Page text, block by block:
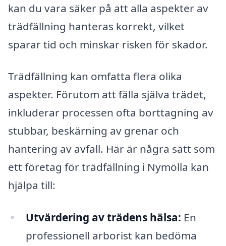
kan du vara säker på att alla aspekter av
trädfällning hanteras korrekt, vilket
sparar tid och minskar risken för skador.
Trädfällning kan omfatta flera olika
aspekter. Förutom att fälla själva trädet,
inkluderar processen ofta borttagning av
stubbar, beskärning av grenar och
hantering av avfall. Här är några sätt som
ett företag för trädfällning i Nymölla kan
hjälpa till:
Utvärdering av trädens hälsa: En
professionell arborist kan bedöma